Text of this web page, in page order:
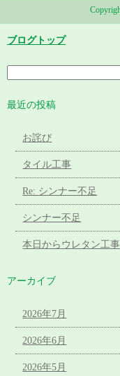
ブログトップ
最近の投稿
お詫び
タイル工事
Re: シンナー不足
シンナー不足
本日からウレタン工事
アーカイブ
2026年7月
2026年6月
2026年5月